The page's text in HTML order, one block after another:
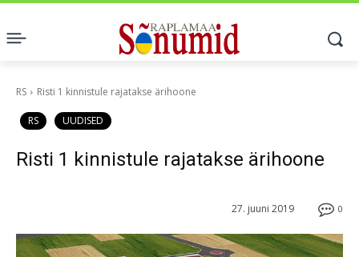
RS Risti 1 kinnistule rajatakse ärihoone
RS UUDISED
Risti 1 kinnistule rajatakse ärihoone
0
27. juuni 2019